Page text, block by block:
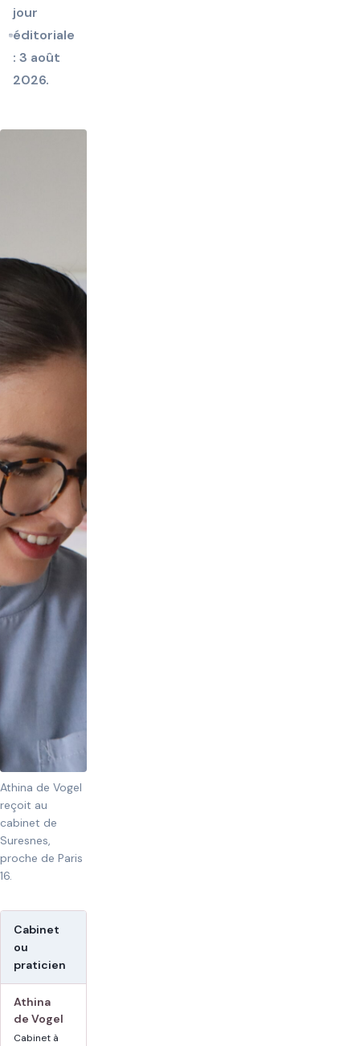
jour
éditoriale
: 3 août
2026.
Athina de Vogel
reçoit au
cabinet de
Suresnes,
proche de Paris
16.
Cabinet
ou
praticien
Athina
de Vogel
Cabinet à